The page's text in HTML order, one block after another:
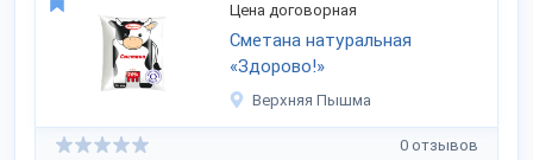
Цена договорная
Сметана натуральная
«Здорово!»
Верхняя Пышма
0 отзывов